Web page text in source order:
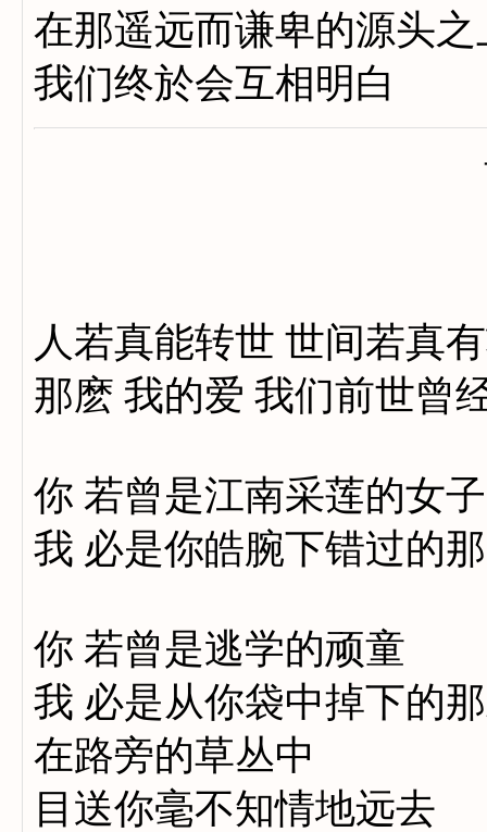
在那遥远而谦卑的源头之
我们终於会互相明白
人若真能转世 世间若真
那麽 我的爱 我们前世曾
你 若曾是江南采莲的女子
我 必是你皓腕下错过的
你 若曾是逃学的顽童
我 必是从你袋中掉下的
在路旁的草丛中
目送你毫不知情地远去